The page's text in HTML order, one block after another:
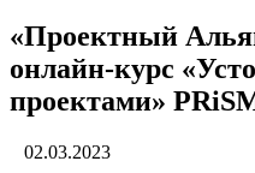
«Проектный
онлайн-курс
проектами»
02.03.2023